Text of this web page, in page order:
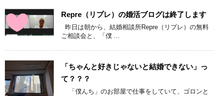
Repre（リプレ）の婚活ブログは終了します
昨日は朝から、結婚相談所Repre（リプレ）の無料
ご相談会と、「僕 ...
「ちゃんと好きじゃないと結婚できない」っ
て？？？
「僕んち」のお部屋で仕事をしていて、ゴロンと